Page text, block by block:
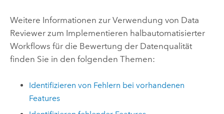
Weitere Informationen zur Verwendung von Data
Reviewerzum Implementieren halbautomatisierter
Workflows für die Bewertung der Datenqualität
finden Sie in den folgenden Themen:
Identifizieren von Fehlern bei vorhandenen
Features